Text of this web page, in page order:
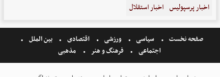
اخبار پرسپولیس اخبار استقلال
صفحه نخست سیاسی ورزشی اقتصادی
بین الملل
اجتماعی
فرهنگ و هنر مذهبی